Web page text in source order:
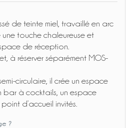
de teinte miel, travaillé en arc
touche chaleureuse et
de réception.
à réserver séparément MOS-
circulaire, il crée un espace
bar à cocktails, un espace
d’accueil invités.
?